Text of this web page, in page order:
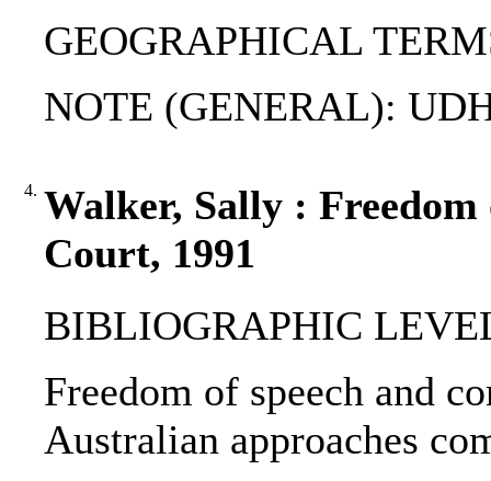
GEOGRAPHICAL
NOTE (GENERAL):
4. Walker, Sally : Freedom
Court, 1991
BIBLIOGRAPHIC
Freedom of speech and
Australian approaches